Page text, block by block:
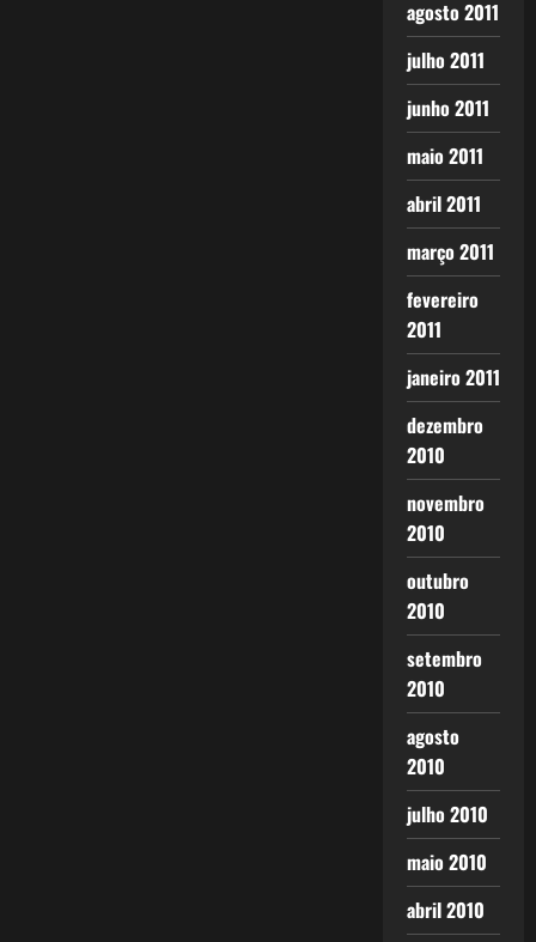
agosto 2011
julho 2011
junho 2011
maio 2011
abril 2011
março 2011
fevereiro
2011
janeiro 2011
dezembro
2010
novembro
2010
outubro
2010
setembro
2010
agosto
2010
julho 2010
maio 2010
abril 2010